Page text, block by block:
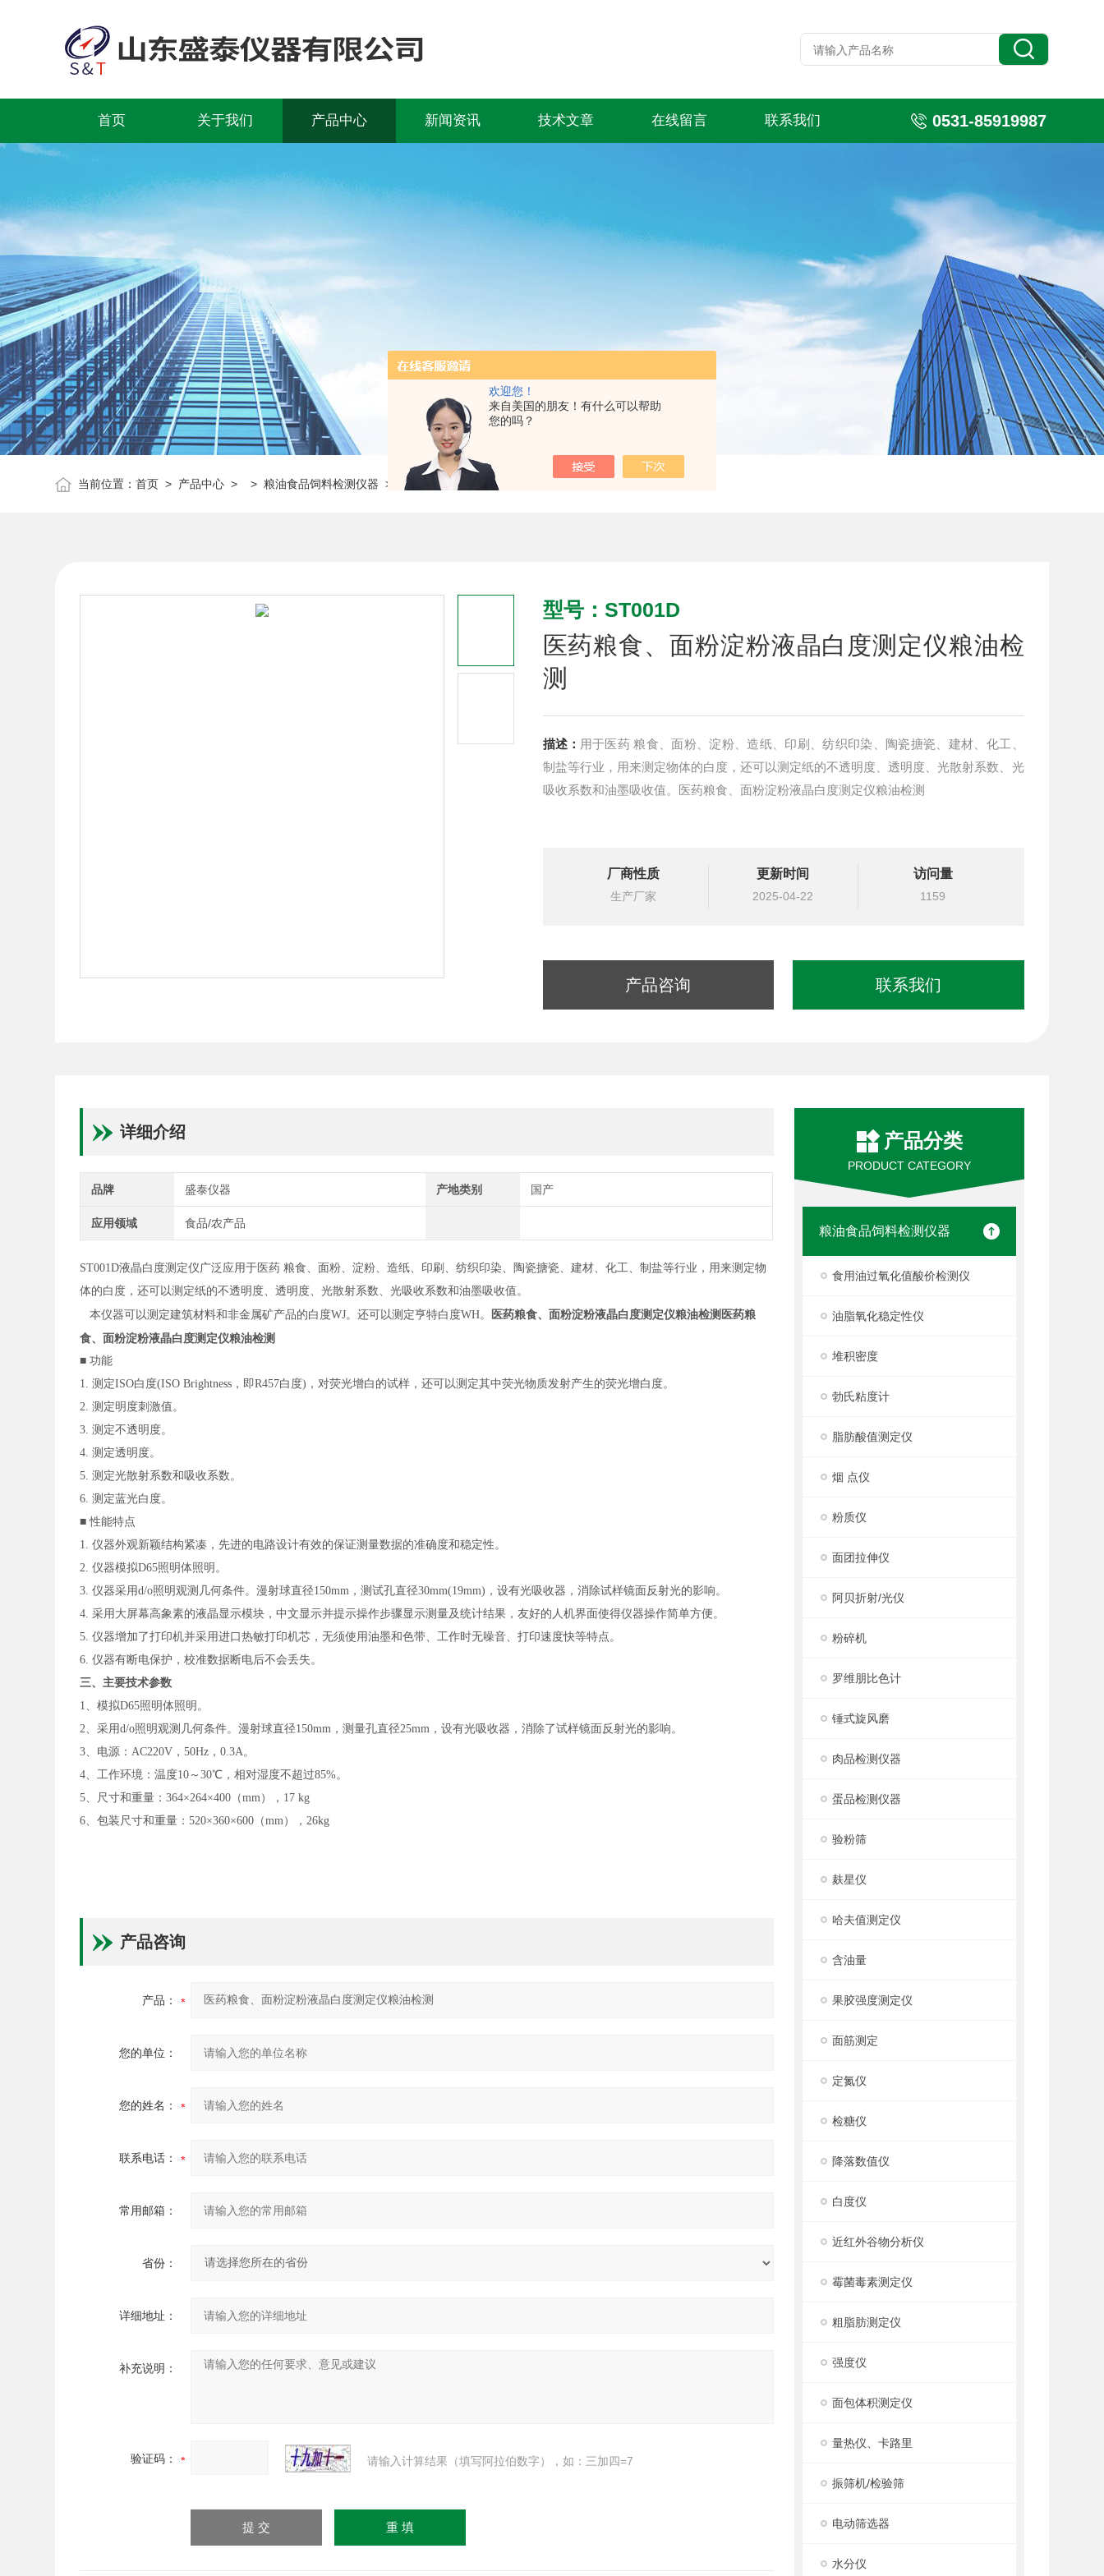
欢迎您！
来自美国的朋友！有什么可以帮助
您的吗？
首页 关于我们 产品中心 新闻资讯 技术文章 在线留言 联系我们 0531-85919987
当前位置：首页 > 产品中心 > >粮油食品饲料检测仪器 > ST001D医药粮食、面粉淀粉液晶白度测定仪粮油检测
型号：ST001D
医药粮食、面粉淀粉液晶白度测定仪粮油检
测
描述： 用于医药 粮食、面粉、淀粉、造纸、印刷、纺织印染、陶瓷搪瓷、建材、化工、
制盐等行业，用来测定物体的白度，还可以测定纸的不透明度、透明度、光散射系数、光
吸收系数和油墨吸收值。医药粮食、面粉淀粉液晶白度测定仪粮油检测
厂商性质
生产厂家
更新时间
2025-04-22
访问量
1159
产品咨询 联系我们
产品分类
PRODUCT CATEGORY
粮油食品饲料检测仪器
食用油过氧化值酸价检测仪
油脂氧化稳定性仪
堆积密度
勃氏粘度计
脂肪酸值测定仪
烟 点仪
粉质仪
面团拉伸仪
阿贝折射/光仪
粉碎机
罗维朋比色计
锤式旋风磨
肉品检测仪器
蛋品检测仪器
验粉筛
麸星仪
哈夫值测定仪
含油量
果胶强度测定仪
面筋测定
定氮仪
检糖仪
降落数值仪
白度仪
近红外谷物分析仪
霉菌毒素测定仪
粗脂肪测定仪
强度仪
面包体积测定仪
量热仪、卡路里
振筛机/检验筛
电动筛选器
水分仪
详细介绍
品牌 盛泰仪器 产地类别 国产
应用领域 食品/农产品
ST001D液晶白度测定仪广泛应用于医药 粮食、面粉、淀粉、造纸、印刷、纺织印染、陶瓷搪瓷、建材、化工、制盐等行业，用来测定物
体的白度，还可以测定纸的不透明度、透明度、光散射系数、光吸收系数和油墨吸收值。
本仪器可以测定建筑材料和非金属矿产品的白度WJ。还可以测定亨特白度WH。
医药粮食、面粉淀粉液晶白度测定仪粮油检测 医药粮
食、面粉淀粉液晶白度测定仪粮油检测
■ 功能
1. 测定ISO白度(ISO Brightness，即R457白度)，对荧光增白的试样，还可以测定其中荧光物质发射产生的荧光增白度。
2. 测定明度刺激值。
3. 测定不透明度。
4. 测定透明度。
5. 测定光散射系数和吸收系数。
6. 测定蓝光白度。
■ 性能特点
1. 仪器外观新颖结构紧凑，先进的电路设计有效的保证测量数据的准确度和稳定性。
2. 仪器模拟D65照明体照明。
3. 仪器采用d/o照明观测几何条件。漫射球直径150mm，测试孔直径30mm(19mm)，设有光吸收器，消除试样镜面反射光的影响。
4. 采用大屏幕高象素的液晶显示模块，中文显示并提示操作步骤显示测量及统计结果，友好的人机界面使得仪器操作简单方便。
5. 仪器增加了打印机并采用进口热敏打印机芯，无须使用油墨和色带、工作时无噪音、打印速度快等特点。
6. 仪器有断电保护，校准数据断电后不会丢失。
三、主要技术参数
1、模拟D65照明体照明。
2、采用d/o照明观测几何条件。漫射球直径150mm，测量孔直径25mm，设有光吸收器，消除了试样镜面反射光的影响。
3、电源：AC220V，50Hz，0.3A。
4、工作环境：温度10～30℃ ，相对湿度不超过85%。
5、尺寸和重量：364×264×400（mm），17 kg
6、包装尺寸和重量：520×360×600（mm），26kg
产品咨询
产品：
您的单位：
您的姓名：
联系电话：
常用邮箱：
省份：
详细地址：
补充说明：
验证码： 请输入计算结果（填写阿拉伯数字），如：三加四=7